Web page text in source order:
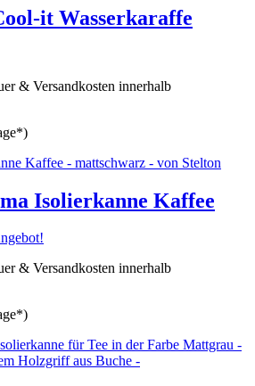
it Wasserkaraffe
& Versandkosten innerhalb
Isolierkanne Kaffee
& Versandkosten innerhalb